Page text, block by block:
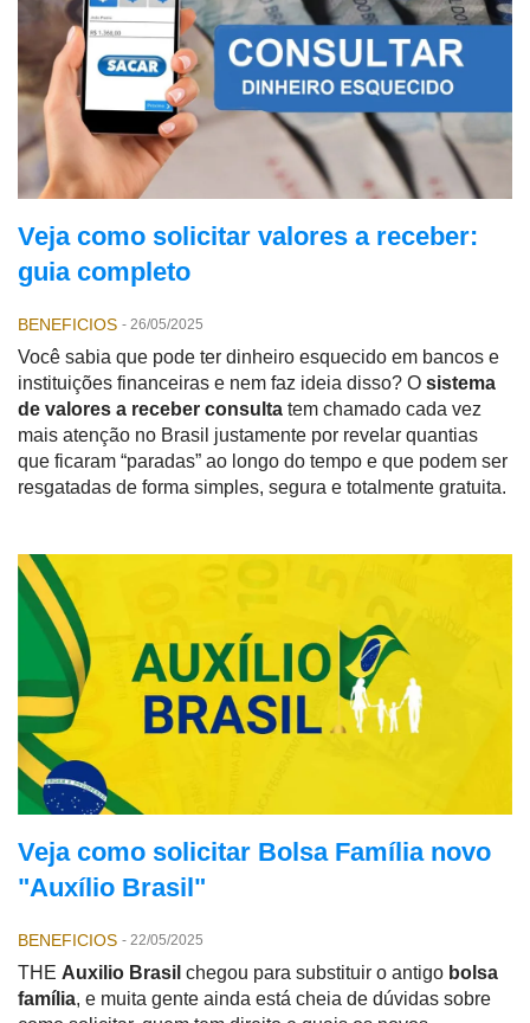
Veja como solicitar valores a receber:
guia completo
BENEFICIOS - 26/05/2025
Você sabia que pode ter dinheiro esquecido em bancos e
instituições financeiras e nem faz ideia disso? O sistema
de valores a receber consulta tem chamado cada vez
mais atenção no Brasil justamente por revelar quantias
que ficaram “paradas” ao longo do tempo e que podem ser
resgatadas de forma simples, segura e totalmente gratuita.
Veja como solicitar Bolsa Família novo
"Auxílio Brasil"
BENEFICIOS - 22/05/2025
THE Auxilio Brasil chegou para substituir o antigo bolsa
família, e muita gente ainda está cheia de dúvidas sobre